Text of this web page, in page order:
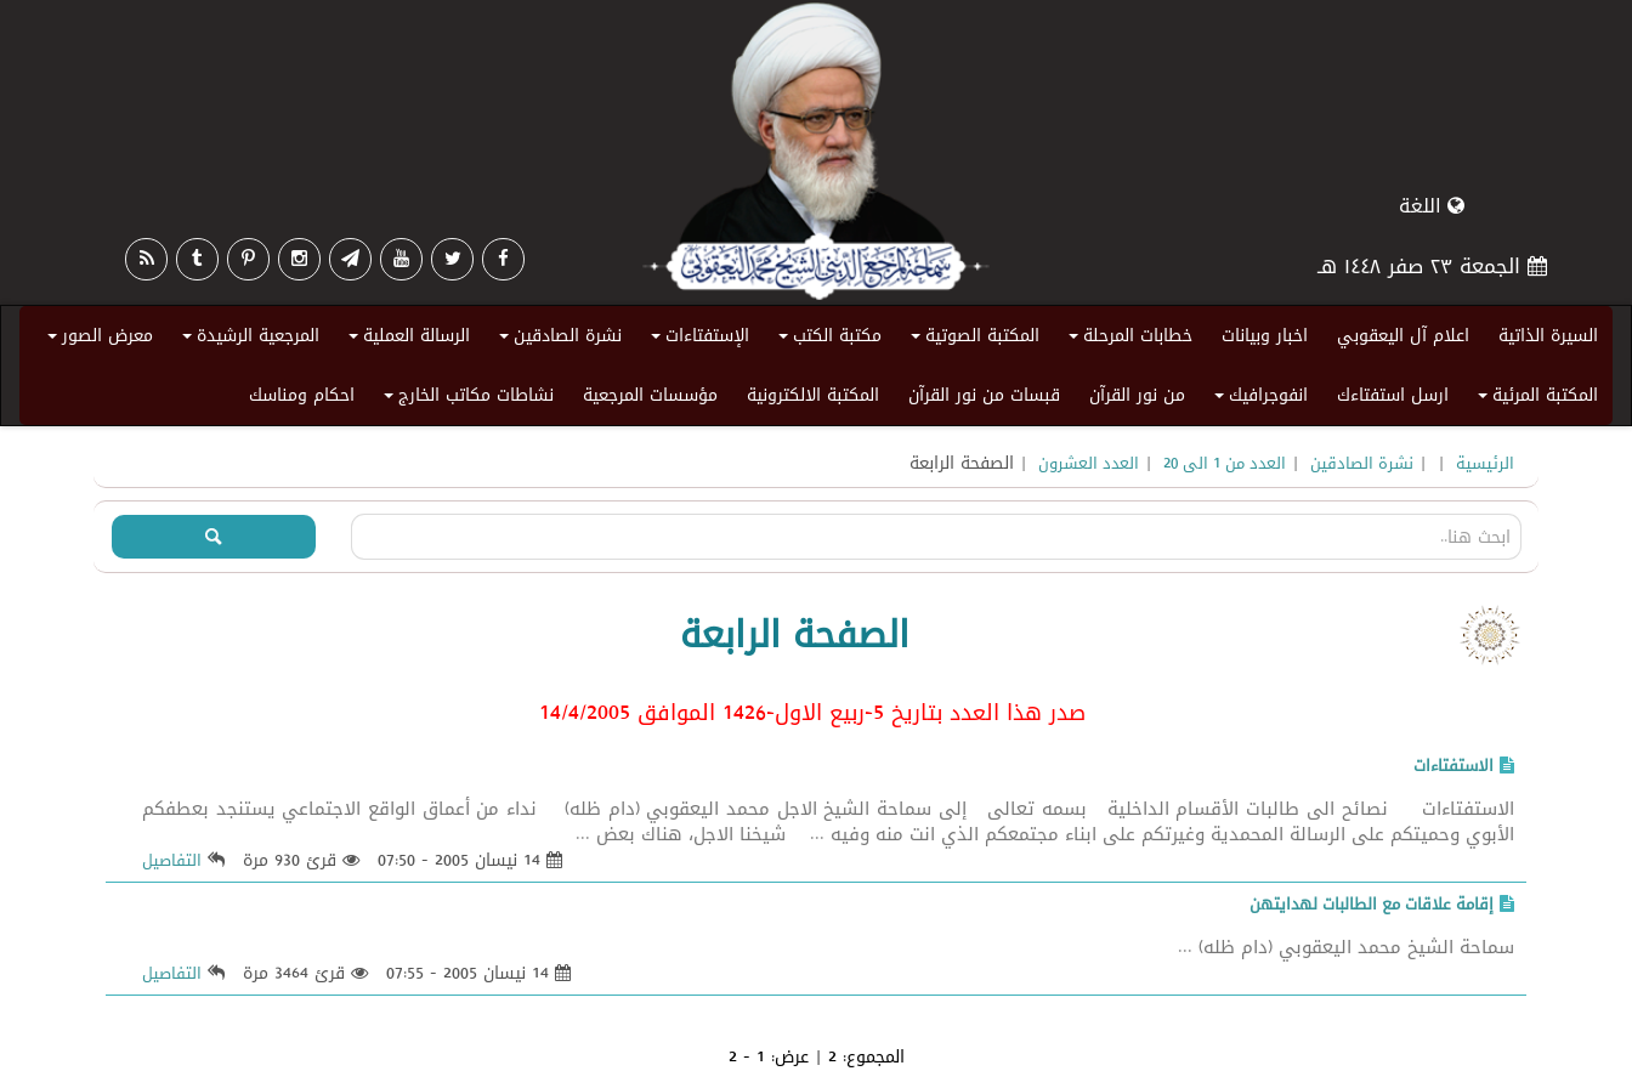
اللغة
الجمعة ٢٣ صفر ١٤٤٨ هـ
السيرة الذاتية اعلام آل اليعقوبي اخبار وبيانات خطابات المرحلة المكتبة الصوتية مكتبة الكتب الإستفتاءات نشرة الصادقين الرسالة العملية المرجعية الرشيدة معرض الصور
المكتبة المرئية ارسل استفتاءك انفوجرافيك من نور القرآن قبسات من نور القرآن المكتبة الالكترونية مؤسسات المرجعية نشاطات مكاتب الخارج احكام ومناسك
الرئيسية |
| نشرة الصادقين | العدد من 1 الى 20 | العدد العشرون | الصفحة الرابعة
الصفحة الرابعة
صدر هذا العدد بتاريخ 5-ربيع الاول-1426 الموافق 14/4/2005
الاستفتاءات
الاستفتاءات نصائح الى طالبات الأقسام الداخلية بسمه تعالى إلى سماحة الشيخ الاجل محمد اليعقوبي (دام ظله) نداء من أعماق الواقع الاجتماعي يستنجد بعطفكم
الأبوي وحميتكم على الرسالة المحمدية وغيرتكم على ابناء مجتمعكم الذي انت منه وفيه ... شيخنا الاجل، هناك بعض ...
قرئ 930 مرة
التفاصيل
إقامة علاقات مع الطالبات لهدايتهن
سماحة الشيخ محمد اليعقوبي (دام ظله) ...
قرئ 3464 مرة التفاصيل
المجموع:2 | عرض: 1 - 2